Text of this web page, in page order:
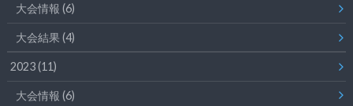
大会情報(6)
大会結果(4)
2023(11)
大会情報(6)